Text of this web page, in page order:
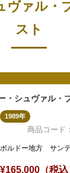
ヴァル・
スト
・シュヴァル・
1989年
商品コード
ボルドー地方 サン
¥165,000（税込